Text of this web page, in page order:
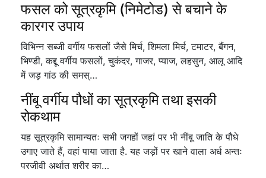
फसल को सूत्रकृमि (निमेटोड) से बचाने के
कारगर उपाय
विभिन्न सब्जी वर्गीय फसलों जैसे मिर्च, शिमला मिर्च, टमाटर, बैंगन,
भिण्डी, कद्दू वर्गीय फसलों, चुकंदर, गाजर, प्याज, लहसुन, आलू आदि
में जड़ गांठ की समस्…
नींबू वर्गीय पौधों का सूत्रकृमि तथा इसकी
रोकथाम
यह सूत्रकृमि सामान्यतः सभी जगहों जहां पर भी नींबू जाति के पौधे
उगाए जाते हैं, वहां पाया जाता है. यह जड़ों पर खाने वाला अर्ध अन्तः
परजीवी अर्थात शरीर का…